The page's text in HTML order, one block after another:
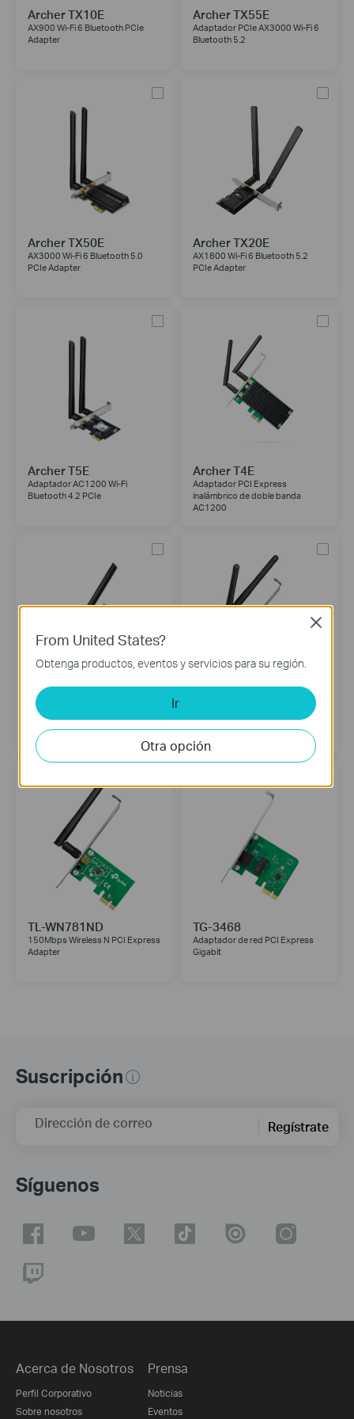
Archer TX10E
AX900 Wi-Fi 6 Bluetooth PCIe
Adapter
Archer TX55E
Adaptador PCIe AX3000 Wi-Fi 6
Bluetooth 5.2
Archer TX50E
AX3000 Wi-Fi 6 Bluetooth 5.0
PCIe Adapter
Archer TX20E
AX1800 Wi-Fi 6 Bluetooth 5.2
PCIe Adapter
Archer T5E
Adaptador AC1200 Wi-Fi
Bluetooth 4.2 PCIe
Archer T4E
Adaptador PCI Express
inalámbrico de doble banda
AC1200
Archer T2E
Adaptador PCI Express
inalámbrico de doble banda
AC600
inalámbrico N de 300 Mbps
TL-WN781ND
150Mbps Wireless N PCI Express
Adapter
TG-3468
Adaptador de red PCI Express
Gigabit
Suscripción
Dirección de correo Regístrate
Síguenos
Acerca de Nosotros
Perfil Corporativo
Sobre nosotros
Prensa
Noticias
Eventos
From United States?
Obtenga productos, eventos y servicios para su región.
Ir
Otra opción
Close